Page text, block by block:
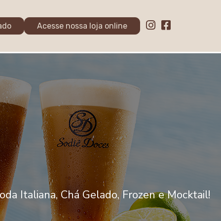
Acesse nossa loja online
Italiana, Chá Gelado, Frozen e Mocktail!